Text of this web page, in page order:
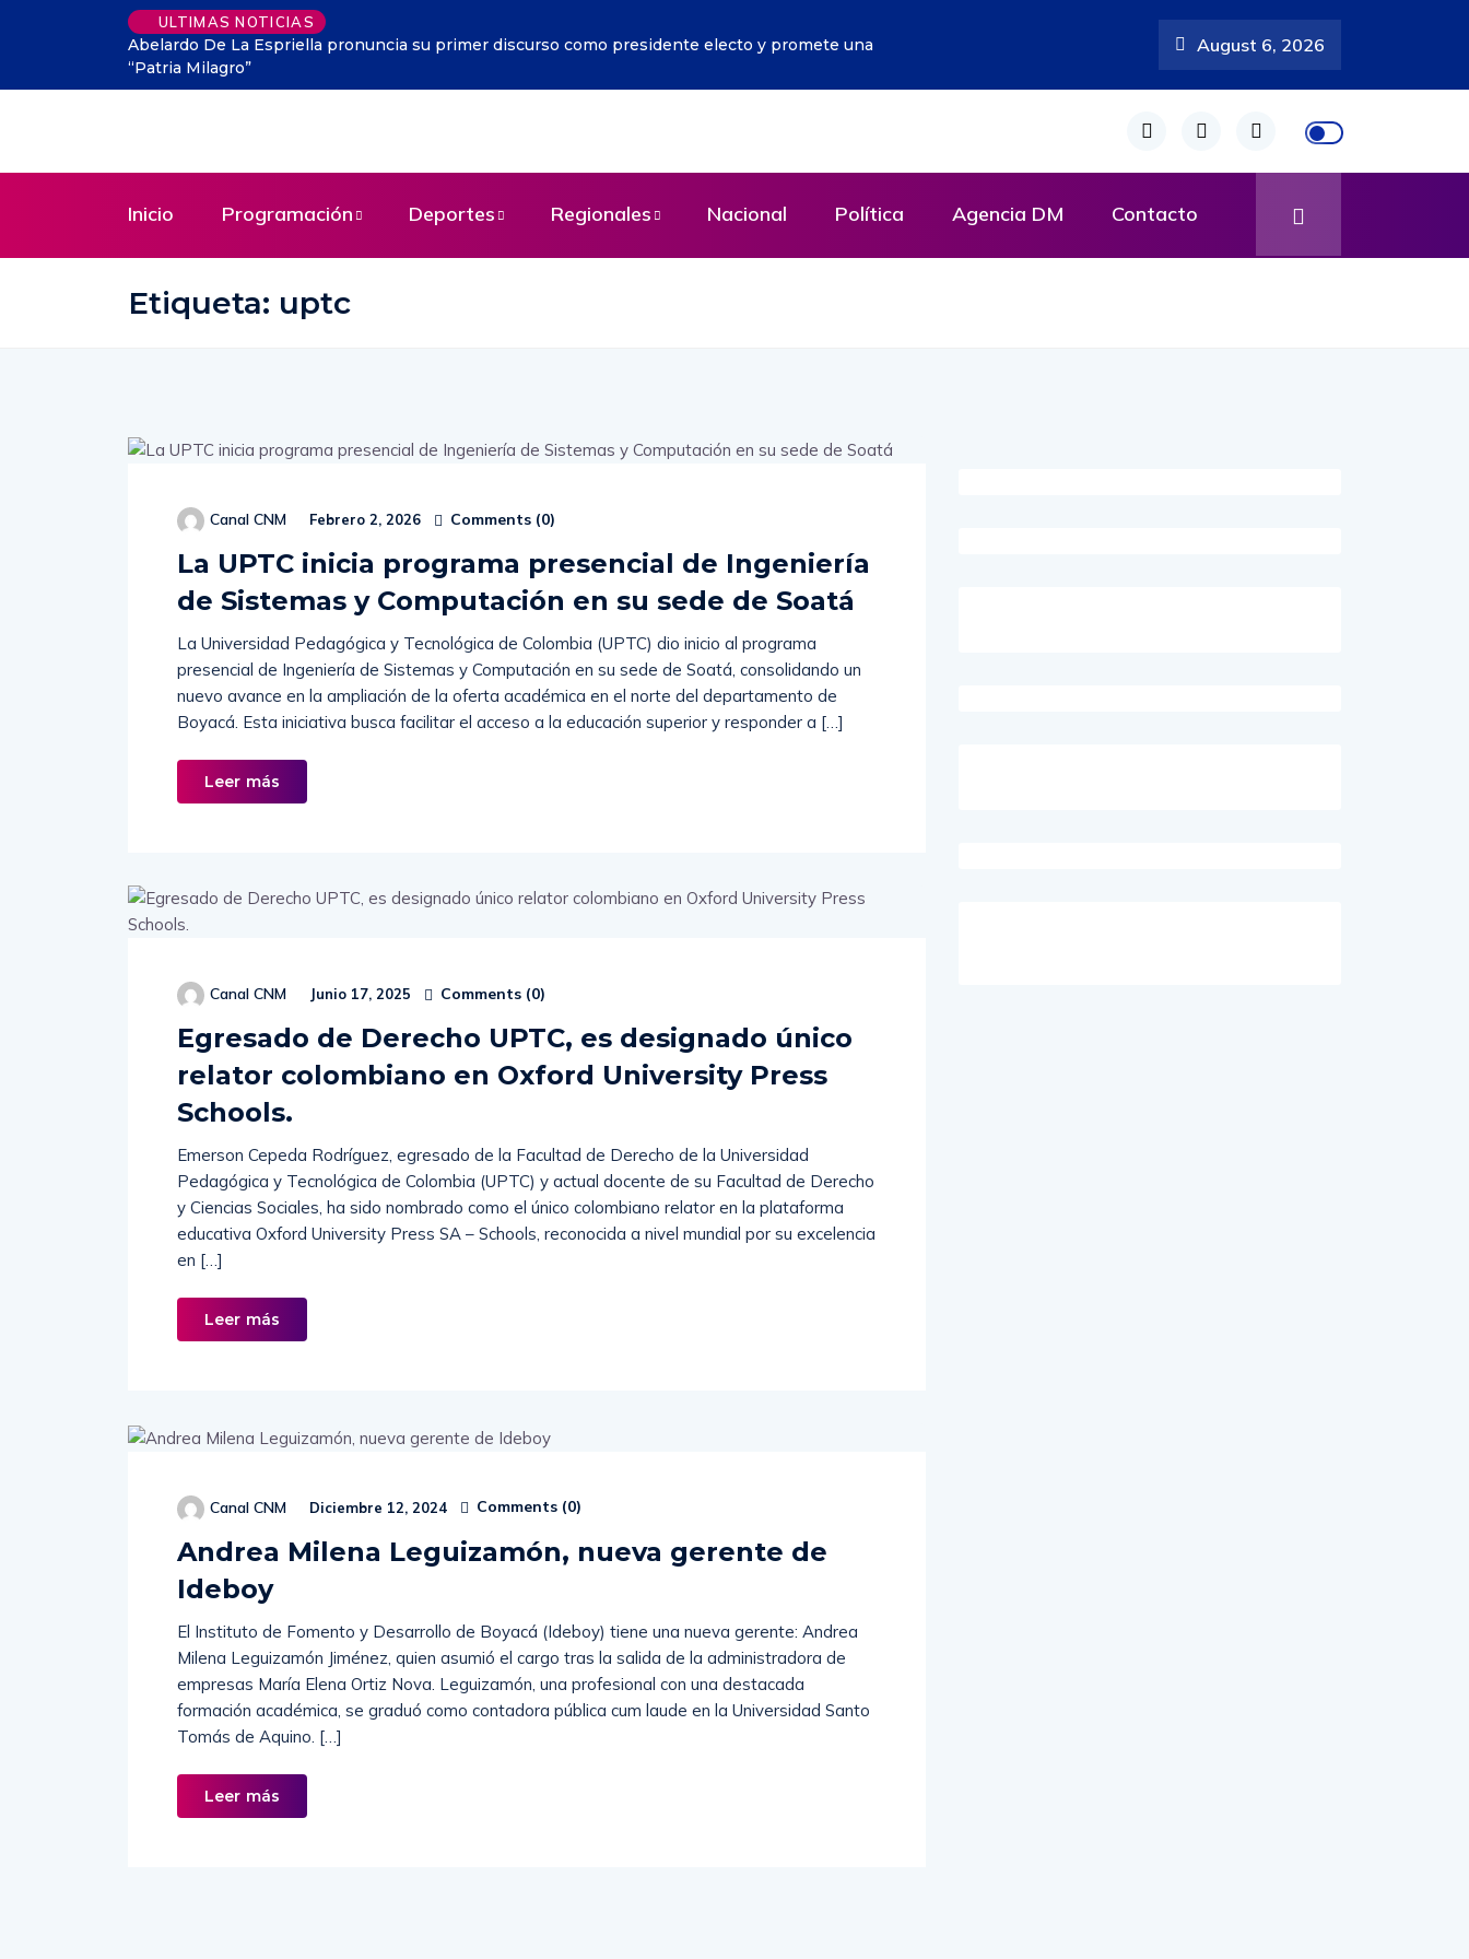
ULTIMAS NOTICIAS
Abelardo De La Espriella pronuncia su primer discurso como presidente electo y promete una
“Patria Milagro”
August 6, 2026
Inicio Programación Deportes Regionales Nacional Política Agencia DM Contacto
Etiqueta: uptc
Canal CNM Febrero 2, 2026 Comments (0)
La UPTC inicia programa presencial de Ingeniería
de Sistemas y Computación en su sede de Soatá
La Universidad Pedagógica y Tecnológica de Colombia (UPTC) dio inicio al programa
presencial de Ingeniería de Sistemas y Computación en su sede de Soatá, consolidando un
nuevo avance en la ampliación de la oferta académica en el norte del departamento de
Boyacá. Esta iniciativa busca facilitar el acceso a la educación superior y responder a […]
Leer más
Canal CNM Junio 17, 2025 Comments (0)
Egresado de Derecho UPTC, es designado único
relator colombiano en Oxford University Press
Schools.
Emerson Cepeda Rodríguez, egresado de la Facultad de Derecho de la Universidad
Pedagógica y Tecnológica de Colombia (UPTC) y actual docente de su Facultad de Derecho
y Ciencias Sociales, ha sido nombrado como el único colombiano relator en la plataforma
educativa Oxford University Press SA – Schools, reconocida a nivel mundial por su excelencia
en […]
Leer más
Canal CNM Diciembre 12, 2024 Comments (0)
Andrea Milena Leguizamón, nueva gerente de
Ideboy
El Instituto de Fomento y Desarrollo de Boyacá (Ideboy) tiene una nueva gerente: Andrea
Milena Leguizamón Jiménez, quien asumió el cargo tras la salida de la administradora de
empresas María Elena Ortiz Nova. Leguizamón, una profesional con una destacada
formación académica, se graduó como contadora pública cum laude en la Universidad Santo
Tomás de Aquino. […]
Leer más